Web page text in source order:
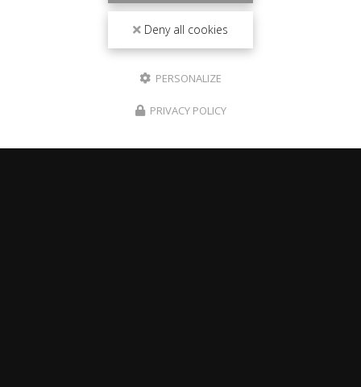
Deny all cookies
PERSONALIZE
PRIVACY POLICY